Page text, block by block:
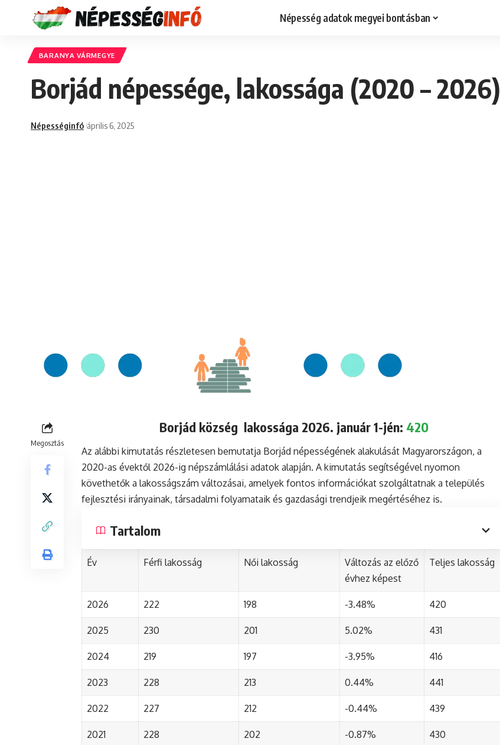
Népesség adatok megyei bontásban
BARANYA VÁRMEGYE
Borjád népessége, lakossága (2020 – 2026)
Népességinfó április 6, 2025
Megosztás
Borjád község lakossága 2026. január 1-jén: 420
Az alábbi kimutatás részletesen bemutatja Borjád népességének alakulását Magyarországon, a
2020-as évektől 2026-ig népszámlálási adatok alapján. A kimutatás segítségével nyomon
követhetők a lakosságszám változásai, amelyek fontos információkat szolgáltatnak a település
fejlesztési irányainak, társadalmi folyamataik és gazdasági trendjeik megértéséhez is.
Tartalom
Év Férfi lakosság Női lakosság
Változás az előző
évhez képest
Teljes lakosság
2026 222 198 -3.48% 420
2025 230 201 5.02% 431
2024 219 197 -3.95% 416
2023 228 213 0.44% 441
2022 227 212 -0.44% 439
2021 228 202 -0.87% 430